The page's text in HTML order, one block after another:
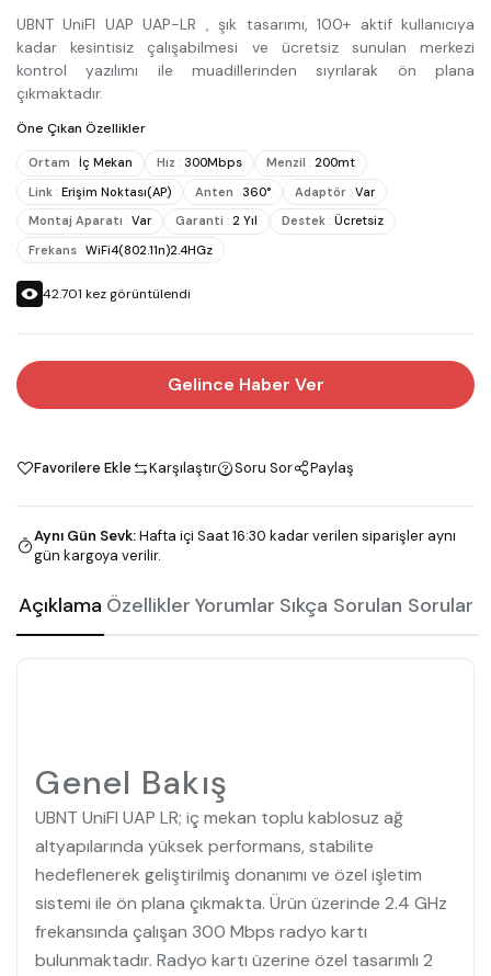
UBNT UniFI UAP UAP-LR , şık tasarımı, 100+ aktif kullanıcıya
kadar kesintisiz çalışabilmesi ve ücretsiz sunulan merkezi
kontrol yazılımı ile muadillerinden sıyrılarak ön plana
çıkmaktadır.
Öne Çıkan Özellikler
Ortam : İç Mekan Hız : 300Mbps Menzil : 200mt
Link : Erişim Noktası(AP) Anten : 360° Adaptör : Var
Montaj Aparatı : Var Garanti : 2 Yıl Destek : Ücretsiz
Frekans : WiFi4(802.11n)2.4HGz
42.701 kez görüntülendi
Gelince Haber Ver
Favorilere Ekle Karşılaştır Soru Sor Paylaş
Aynı Gün Sevk:Hafta içi Saat 16:30 kadar verilen siparişler aynı
gün kargoya verilir.
Açıklama Özellikler Yorumlar Sıkça Sorulan Sorular
Genel Bakış
UBNT UniFI UAP LR; iç mekan toplu kablosuz ağ
altyapılarında yüksek performans, stabilite
hedeflenerek geliştirilmiş donanımı ve özel işletim
sistemi ile ön plana çıkmakta. Ürün üzerinde 2.4 GHz
frekansında çalışan 300 Mbps radyo kartı
bulunmaktadır. Radyo kartı üzerine özel tasarımlı 2